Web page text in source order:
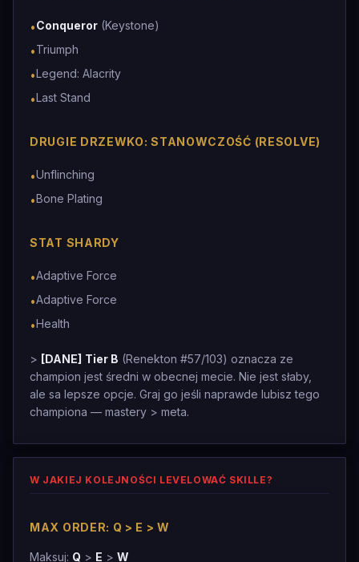
•Conqueror (Keystone)
•Triumph
•Legend: Alacrity
•Last Stand
DRUGIE DRZEWKO: STANOWCZOŚĆ (RESOLVE)
•Unflinching
•Bone Plating
STAT SHARDY
•Adaptive Force
•Adaptive Force
•Health
> [DANE] Tier B (Renekton #57/103) oznacza ze
champion jest średni w obecnej mecie. Nie jest słaby,
ale sa lepsze opcje. Graj go jeśli naprawde lubisz tego
championa — mastery > meta.
W JAKIEJ KOLEJNOŚCI LEVELOWAĆ SKILLE?
MAX ORDER: Q > E > W
Maksuj: Q > E > W